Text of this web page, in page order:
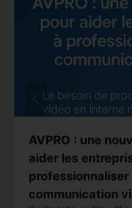
AVPRO : une
aider les
professionnaliser
communication